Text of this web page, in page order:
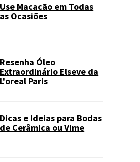
Use Macacão em Todas
as Ocasiões
Resenha Óleo
Extraordinário Elseve da
L'oreal Paris
Dicas e Ideias para Bodas
de Cerâmica ou Vime